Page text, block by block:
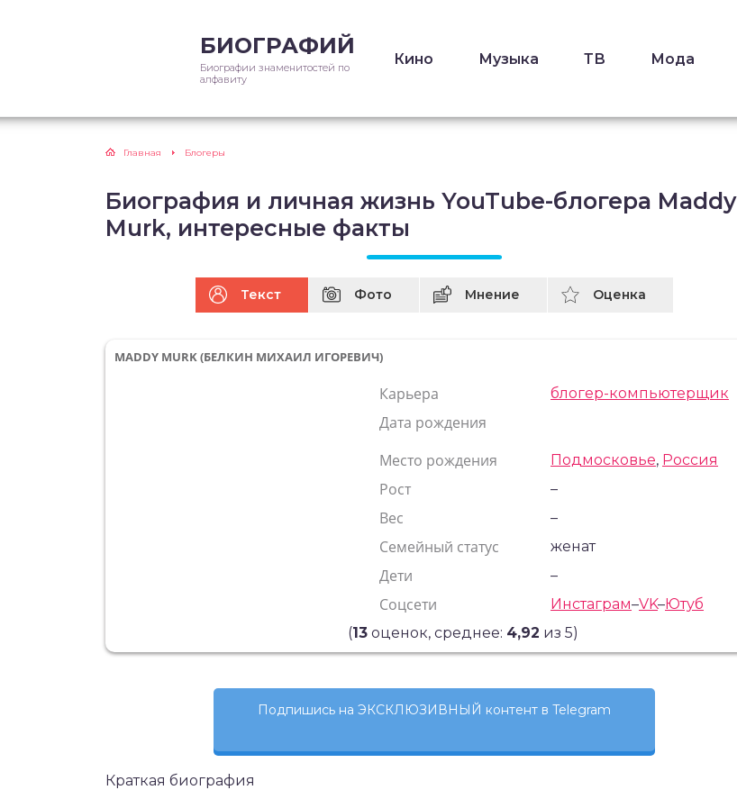
БИОГРАФИЙ
Биографии знаменитостей по
алфавиту
Кино Музыка ТВ Мода
Главная Блогеры
Биография и личная жизнь YouTube-блогера Maddy
Murk, интересные факты
Текст Фото Мнение Оценка
MADDY MURK (БЕЛКИН МИХАИЛ ИГОРЕВИЧ)
Карьера блогер-компьютерщик
Дата рождения
Место рождения
Подмосковье, Россия
Рост –
Вес –
Семейный статус женат
Дети –
Соцсети Инстаграм–VK–Ютуб
(13 оценок, среднее: 4,92 из 5)
Подпишись на ЭКСКЛЮЗИВНЫЙ контент в Telegram
Краткая биография